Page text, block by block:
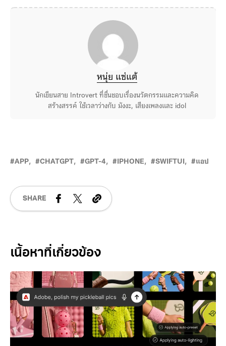
หนุ่ย แซ่แต้
นักเขียนสาย Introvert ที่ชื่นชอบเรื่องนวัตกรรมและความคิด
สร้างสรรค์ ใช้เวลาว่างกับ มังงะ, เสียงเพลงและ idol
APP CHATGPT GPT-4 IPHONE SWIFTUI แอป
SHARE
Related Posts